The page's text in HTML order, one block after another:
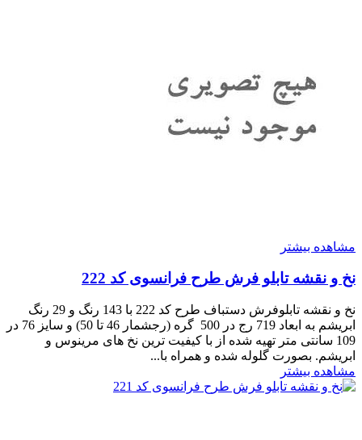
مشاهده بیشتر
نخ و نقشه تابلو فرش طرح فرانسوی کد 222
نخ و نقشه تابلوفرش دستباف طرح کد 222 با 143 رنگ و 29 رنگ
ابریشم به ابعاد 719 رج در 500 گره (رجشمار 46 تا 50) و سایز 76 در
109 سانتی متر تهیه شده از با کیفیت ترین نخ های مرینوس و
ابریشم. بصورت گلوله شده و همراه با...
مشاهده بیشتر